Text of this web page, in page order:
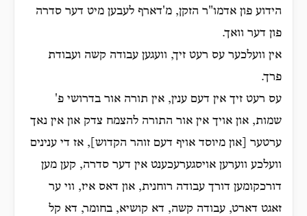
הידוע פון אדמו"ר הזקן, מ'דארף לעבען מיט דער סדרה
פון דער וואך.
אין וועלכער עס רעט זיך, וועגען עבודה קשה ועבודת
פרך.
עס רעט זיך אין דעם ענין, אין תורה אור בדרושי פ'
שמות, און אויך אין אור התורה להצמח צדק און אין נאך
ערטער [און מיוסד אויף דעם זוהר הקדוש], אז די ענינים
וועלכע ווערען אויסגערעכענט אין דער סדרה, קען מען
דורכקומען דורך עבודה רוחנית, און דאס איז, ווי ער
זאגט דארט, עבודה קשה, דא קושיא, בחומר, דא קל